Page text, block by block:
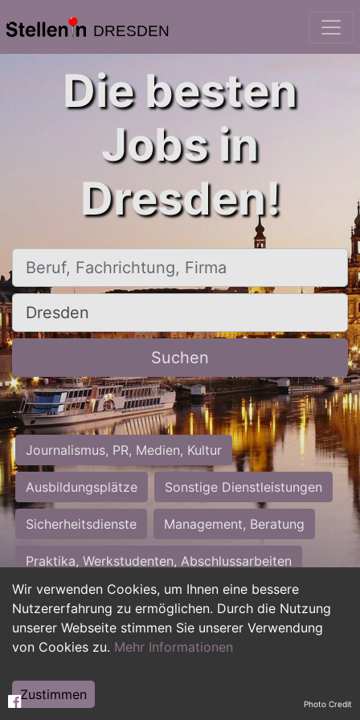
DRESDEN
Wir verwenden Cookies, um Ihnen eine bessere
Nutzererfahrung zu ermöglichen. Durch die Nutzung
unserer Webseite stimmen Sie unserer Verwendung
von Cookies zu. Mehr Informationen
Zustimmen
Die besten
Jobs in
Dresden!
Beruf, Fachrichtung, Firma
Ort, Stadt
Suchen
Journalismus, PR, Medien, Kultur
Ausbildungsplätze Sonstige Dienstleistungen
Sicherheitsdienste Management, Beratung
Praktika, Werkstudenten, Abschlussarbeiten
Personalwesen Assistenz, Sekretariat
Hilfskräfte, Aushilfs- und Nebenjobs
Weiterbildung, Studium, duale Ausbildung Photo Credit